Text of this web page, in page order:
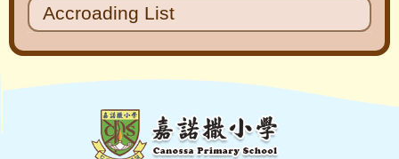
Accroading List